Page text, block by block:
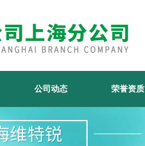
公司动态 荣誉资质